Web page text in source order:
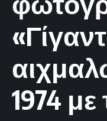
1974